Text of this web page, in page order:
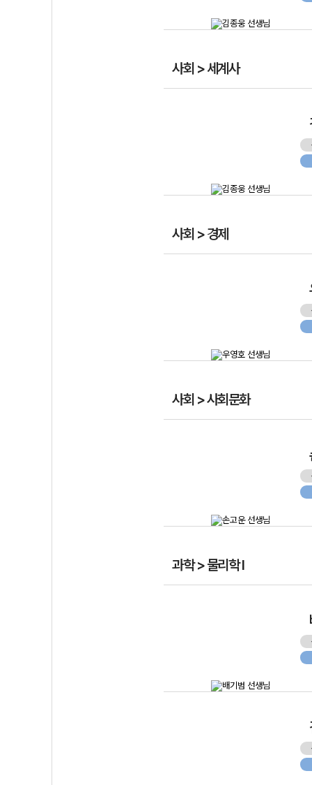
사회 > 세계사
사회 > 경제
사회 > 사회문화
과학 > 물리학 I